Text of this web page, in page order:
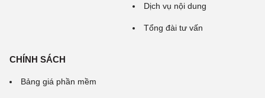
Dịch vụ nội dung
Tổng đài tư vấn
CHÍNH SÁCH
Bảng giá phần mềm